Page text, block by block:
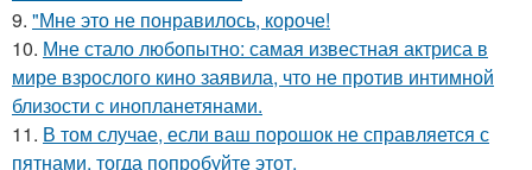
9. "Мне это не понравилось, короче!
10. Мне стало любопытно: самая известная актриса в
мире взрослого кино заявила, что не против интимной
близости с инопланетянами.
11. В том случае, если ваш порошок не справляется с
пятнами, тогда попробуйте этот.